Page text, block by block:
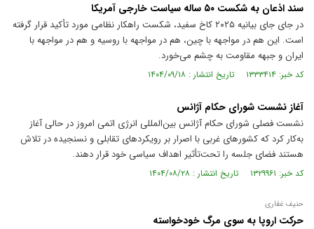
سند اذعان به شکست ۵۰ ساله سیاست خارجی آمریکا
در جای جای بیانیه ۲۰۲۵ کاخ سفید، شکست راهکار نظامی مورد تأکید قرار گرفته
است. این هم در مواجهه با چین، هم در مواجهه با روسیه و هم در مواجهه با
ایران و جبهه مقاومت به چشم می‌خورد.
کد خبر: ۱۳۳۳۴۱۴ تاریخ انتشار : ۱۴۰۴/۰۹/۱۸
آغاز نشست شورای حکام آژانس
نشست فصلی شورای حکام آژانس بین‌المللی انرژی اتمی امروز در حالی آغاز
به‌کار کرد که کشورهای غربی با اصرار بر رویکردهای تقابلی و نسنجیده در تلاش‌
هستند فضای جلسه را تحت‌تأثیر اهداف سیاسی خود قرار دهند.
کد خبر: ۱۳۲۹۹۶۱ تاریخ انتشار : ۱۴۰۴/۰۸/۲۸
حنیف غفاری
حرکت اروپا به سوی مرگ خودخواسته